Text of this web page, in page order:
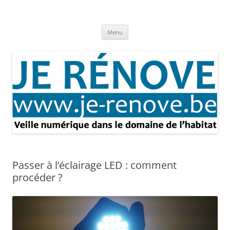
Menu
Passer à l’éclairage LED : comment
procéder ?